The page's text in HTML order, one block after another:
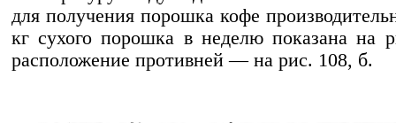
для получения порошка кофе
кг сухого порошка в неделю показана на
расположение противней — на рис. 108, б.